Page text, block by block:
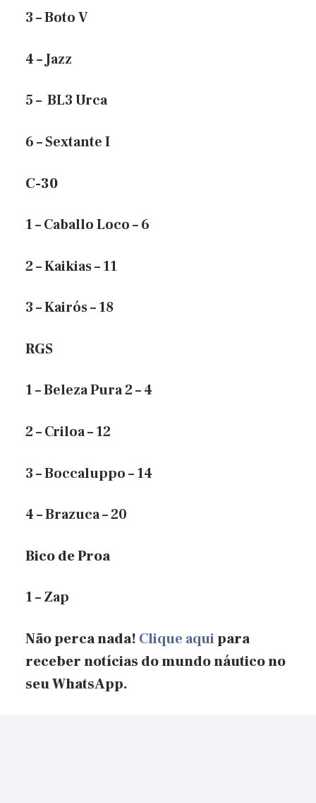
3 – Boto V
4 – Jazz
5 – BL3 Urca
6 – Sextante I
C-30
1 – Caballo Loco – 6
2 – Kaikias – 11
3 – Kairós – 18
RGS
1 – Beleza Pura 2 – 4
2 – Criloa – 12
3 – Boccaluppo – 14
4 – Brazuca – 20
Bico de Proa
1 – Zap
Não perca nada! Clique aquipara
receber notícias do mundo náutico no
seu WhatsApp.